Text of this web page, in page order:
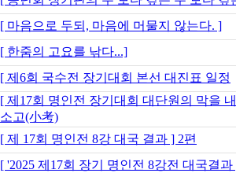
[ 마음으로 두되, 마음에 머물지 않는다. ]
[ 한줌의 고요를 낚다...]
[ 제6회 국수전 장기대회 본선 대진표 일정
[ 제17회 명인전 장기대회 대단원의 막을
소고(小考)
[ 제 17회 명인전 8강 대국 결과 ] 2편
[ '2025 제17회 장기 명인전 8강전 대국결과